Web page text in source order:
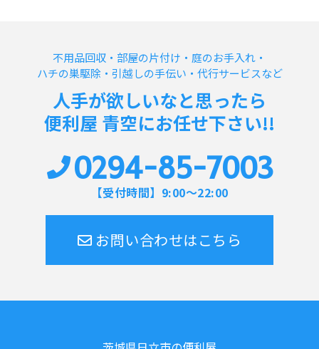
不用品回収・部屋の片付け・庭のお手入れ・
ハチの巣駆除・引越しの手伝い・代行サービスなど
人手が欲しいなと思ったら
便利屋 青空にお任せ下さい!!
0294-85-7003
【受付時間】9:00～22:00
お問い合わせはこちら